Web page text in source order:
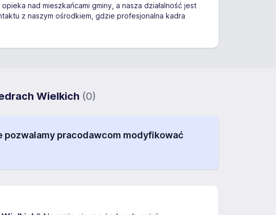
nad mieszkańcami gminy, a nasza działalność jest
z naszym ośrodkiem, gdzie profesjonalna kadra
Wielkich (0)
pozwalamy pracodawcom modyfikować